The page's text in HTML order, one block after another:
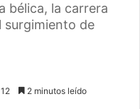
bélica, la carrera
surgimiento de
12 2 minutos leído